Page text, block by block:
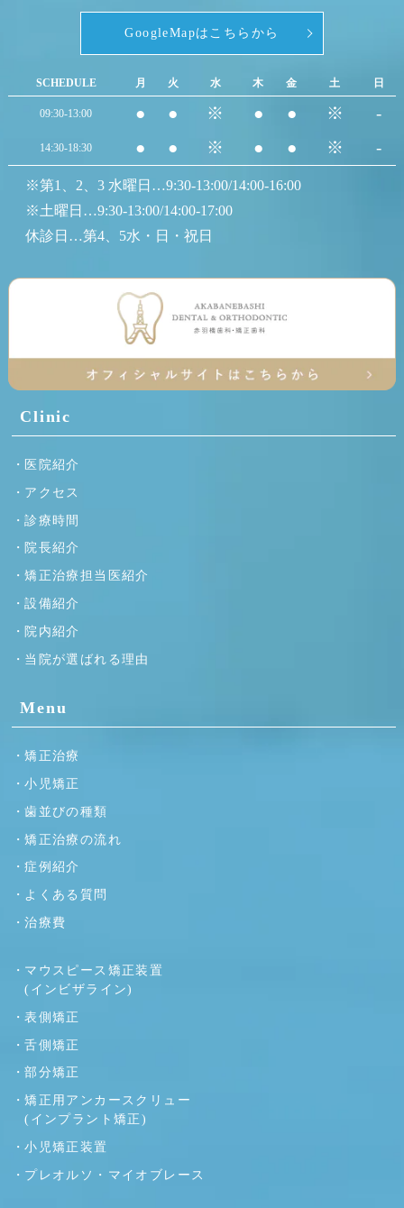
GoogleMapはこちらから
SCHEDULE 月 火 水 木 金 土 日
09:30-13:00 ● ● ※ ● ● ※ -
14:30-18:30 ● ● ※ ● ● ※ -
※第1、2、3 水曜日…9:30-13:00/14:00-16:00
※土曜日…9:30-13:00/14:00-17:00
休診日…第4、5水・日・祝日
Clinic
医院紹介
アクセス
診療時間
院長紹介
矯正治療担当医紹介
設備紹介
院内紹介
当院が選ばれる理由
Menu
矯正治療
小児矯正
歯並びの種類
矯正治療の流れ
症例紹介
よくある質問
治療費
マウスピース矯正装置
(インビザライン)
表側矯正
舌側矯正
部分矯正
矯正用アンカースクリュー
(インプラント矯正)
小児矯正装置
プレオルソ・マイオブレース